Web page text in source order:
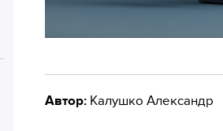
Автор: Калушко Александр